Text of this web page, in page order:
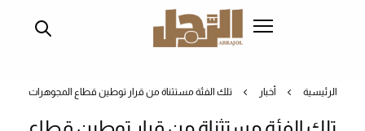
الرئيسية أخبار تلك الفئة مستثناة من قرار توطين قطاع المجوهرات